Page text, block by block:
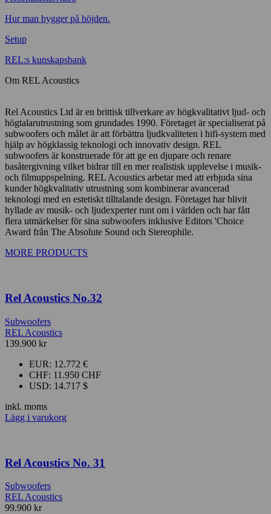
Hur man bygger på höjden.
Setup
REL:s kunskapsbank
Om REL Acoustics
Rel Acoustics Ltd är en brittisk tillverkare av högkvalitativt ljud- och
högtalarutrustning som grundades 1990. Företaget är specialiserat på
subwoofers och målet är att förbättra ljudkvaliteten i hifi-system med
hjälp av högklassig teknologi och innovativ design. REL
subwoofers är konstruerade för att ge en djupare och renare
basåtergivning vilket bidrar till en mer realistisk upplevelse i musik-
och filmuppspelning. REL Acoustics arbetar med att erbjuda sina
kunder högkvalitativ utrustning som kombinerar avancerad
teknologi med en estetiskt tilltalande design. Företaget har blivit
hyllade av musik- och ljudexperter runt om i världen och har fått
flera utmärkelser för sina subwoofers inklusive Editors 'Choice
Award från The Absolute Sound och Stereophile.
MORE PRODUCTS
Rel Acoustics No.32
Subwoofers
REL Acoustics
139.900 kr
EUR: 12.772 €
CHF: 11.950 CHF
USD: 14.717 $
inkl. moms
Lägg i varukorg
Rel Acoustics No. 31
Subwoofers
REL Acoustics
99.900 kr